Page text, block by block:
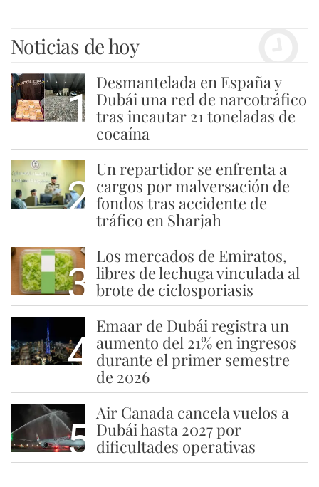
Noticias de hoy
1
Desmantelada en España y
Dubái una red de narcotráfico
tras incautar 21 toneladas de
cocaína
2
Un repartidor se enfrenta a
cargos por malversación de
fondos tras accidente de
tráfico en Sharjah
3
Los mercados de Emiratos,
libres de lechuga vinculada al
brote de ciclosporiasis
4
Emaar de Dubái registra un
aumento del 21% en ingresos
durante el primer semestre
de 2026
5
Air Canada cancela vuelos a
Dubái hasta 2027 por
dificultades operativas